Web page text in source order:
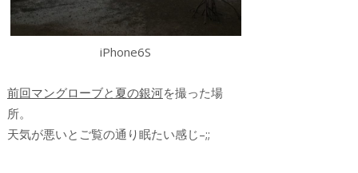
iPhone6S
前回マングローブと夏の銀河を撮った場
所。
天気が悪いとご覧の通り眠たい感じ–;;